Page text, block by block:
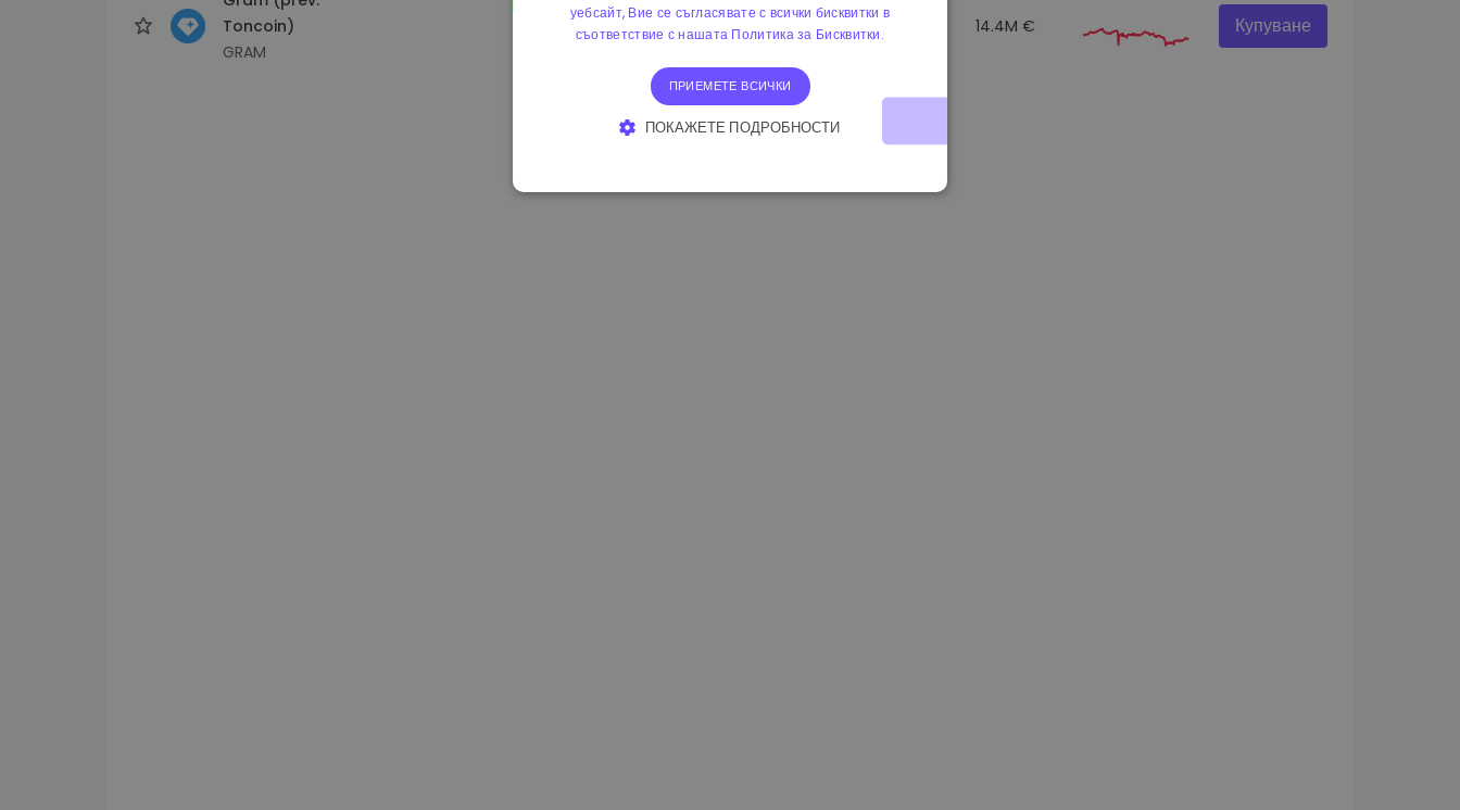
Toncoin)
GRAM
1.180000 € +1.50% 14.4M € Купуване
уебсайт, Вие се съгласявате с всички бисквитки в
съответствие с нашата Политика за Бисквитки.
ПРИЕМЕТЕ ВСИЧКИ
ПОКАЖЕТЕ ПОДРОБНОСТИ